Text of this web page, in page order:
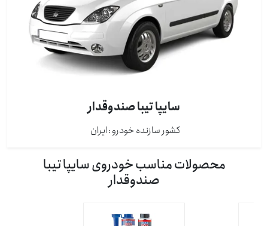
سایپا تیبا صندوقدار
کشور سازنده خودرو : ايران
محصولات مناسب خودروی سایپا تیبا
صندوقدار